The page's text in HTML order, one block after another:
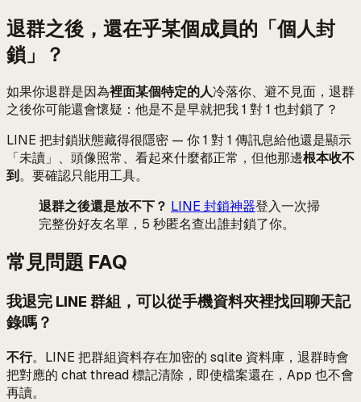
退群之後，還在乎某個成員的「個人封
鎖」？
如果你退群是因為裡面某個特定的人冷落你、避不見面，退群
之後你可能還會懷疑：他是不是早就把我 1 對 1 也封鎖了？
LINE 把封鎖狀態藏得很隱密 — 你 1 對 1 傳訊息給他還是顯示
「未讀」、頭像照常、看起來什麼都正常，但他那邊根本收不
到。要確認只能用工具。
退群之後還是放不下？ LINE 封鎖神器登入一次掃
完整份好友名單，5 秒匿名查出誰封鎖了你。
常見問題 FAQ
我退完 LINE 群組，可以從手機資料夾裡找回聊天記
錄嗎？
不行。LINE 把群組資料存在加密的 sqlite 資料庫，退群時會
把對應的 chat thread 標記清除，即使檔案還在，App 也不會
再讀。